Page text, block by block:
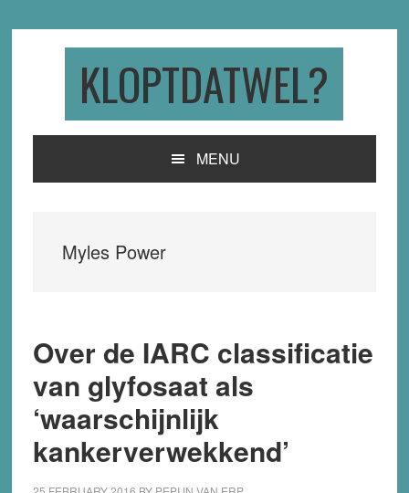
KLOPTDATWEL?
MENU
Myles Power
Over de IARC classificatie
van glyfosaat als
‘waarschijnlijk
kankerverwekkend’